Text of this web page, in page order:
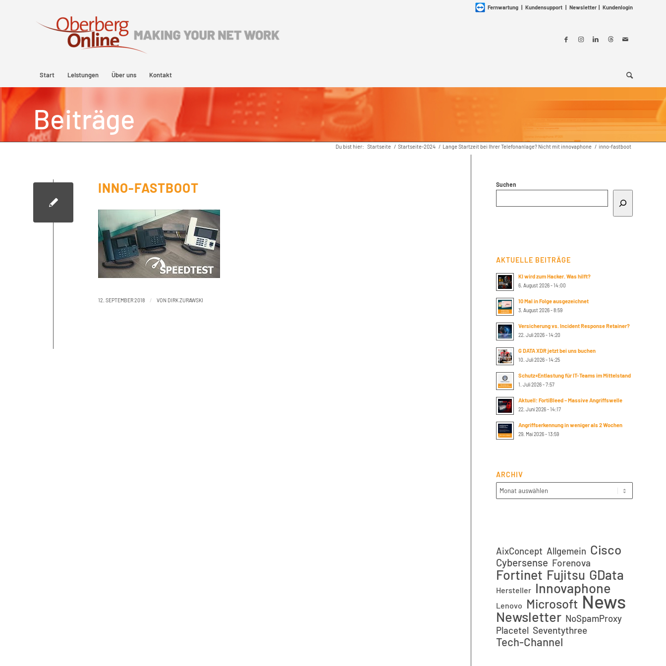
Fernwartung | Kundensupport | Newsletter | Kundenlogin
Start Leistungen Über uns Kontakt
Beiträge
Du bist hier: Startseite / Startseite-2024 / Lange Startzeit bei Ihrer Telefonanlage? Nicht mit innovaphone / inno-fastboot
INNO-FASTBOOT
12. SEPTEMBER 2018 / VON DIRK ZURAWSKI
Suchen
AKTUELLE BEITRÄGE
KI wird zum Hacker. Was hilft?
6. August 2026 - 14:00
10 Mal in Folge ausgezeichnet
3. August 2026 - 8:59
Versicherung vs. Incident Response Retainer?
22. Juli 2026 - 14:20
G DATA XDR jetzt bei uns buchen
10. Juli 2026 - 14:25
Schutz+Entlastung für IT-Teams im Mittelstand
1. Juli 2026 - 7:57
Aktuell: FortiBleed – Massive Angriffswelle
22. Juni 2026 - 14:17
Angriffserkennung in weniger als 2 Wochen
29. Mai 2026 - 13:59
ARCHIV
AixConcept Allgemein Cisco
Cybersense Forenova
Fortinet Fujitsu GData
Hersteller Innovaphone
Lenovo Microsoft News
Newsletter NoSpamProxy
Placetel Seventythree
Tech-Channel